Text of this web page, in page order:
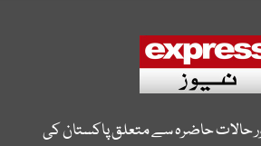
حالات حاضرہ سے متعلق پاکستان کی